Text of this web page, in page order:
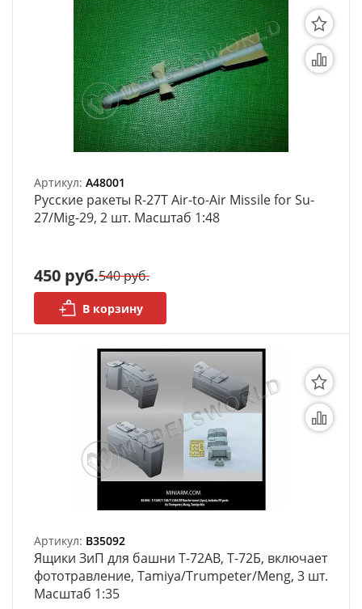
Деревянные ламели
Рейки из ценных пород
Деревянные бруски
Шпон ценных пород
Подставки под миниатюры
Деревянные 3D модели
Донышки для вязания
Деревянные шкатулки
Инструмент
Нестандартные заготовки
Новогодние изделия
Дерево БАЛЬЗА и
Модели из ФП смолы
Детские товары
Артикул: A48001
Русские ракеты R-27T Air-to-Air Missile for Su-
27/Mig-29, 2 шт. Масштаб 1:48
450 руб.540 руб.
В корзину
Артикул: B35092
Ящики ЗиП для башни Т-72АВ, Т-72Б, включает
фототравление, Tamiya/Trumpeter/Meng, 3 шт.
Масштаб 1:35